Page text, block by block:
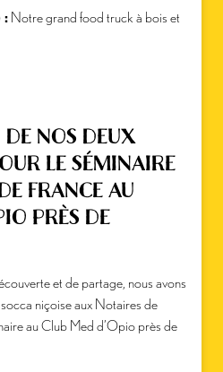
: Notre grand food truck à bois et
NOS DEUX
LE SÉMINAIRE
FRANCE AU
PRÈS DE
et de partage, nous avons
niçoise aux Notaires de
au Club Med d’Opio près de